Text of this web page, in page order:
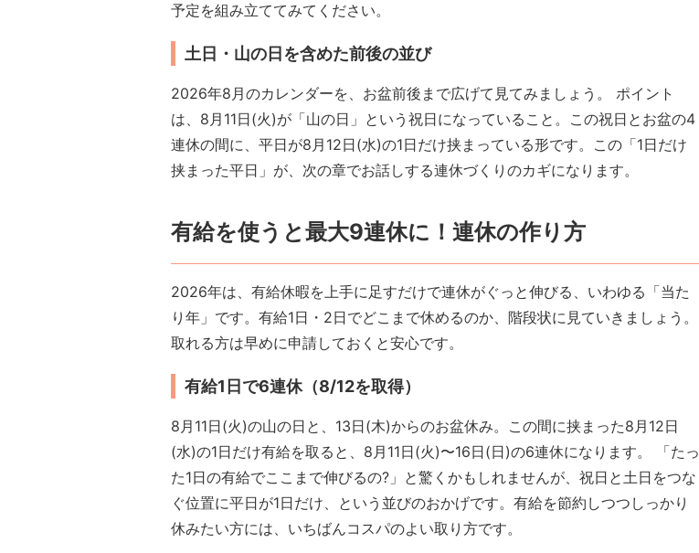
予定を組み立ててみてください。
土日・山の日を含めた前後の並び
2026年8月のカレンダーを、お盆前後まで広げて見てみましょう。 ポイント
は、8月11日(火)が「山の日」という祝日になっていること。この祝日とお盆の4
連休の間に、平日が8月12日(水)の1日だけ挟まっている形です。この「1日だけ
挟まった平日」が、次の章でお話しする連休づくりのカギになります。
有給を使うと最大9連休に！連休の作り方
2026年は、有給休暇を上手に足すだけで連休がぐっと伸びる、いわゆる「当た
り年」です。有給1日・2日でどこまで休めるのか、階段状に見ていきましょう。
取れる方は早めに申請しておくと安心です。
有給1日で6連休（8/12を取得）
8月11日(火)の山の日と、13日(木)からのお盆休み。この間に挟まった8月12日
(水)の1日だけ有給を取ると、8月11日(火)〜16日(日)の6連休になります。 「たっ
た1日の有給でここまで伸びるの?」と驚くかもしれませんが、祝日と土日をつな
ぐ位置に平日が1日だけ、という並びのおかげです。有給を節約しつつしっかり
休みたい方には、いちばんコスパのよい取り方です。